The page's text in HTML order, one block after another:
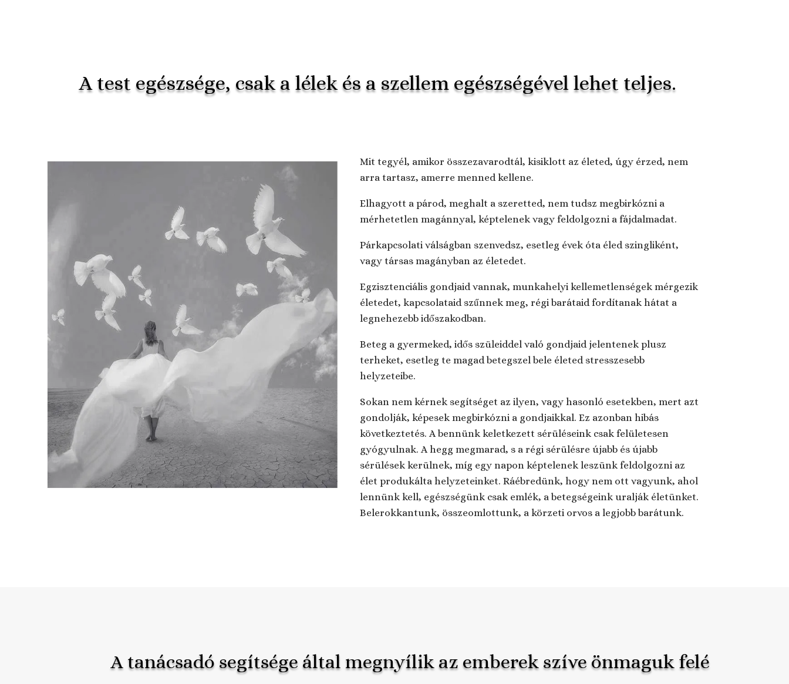
A test egészsége, csak a lélek és a szellem egészségével lehet teljes.
Mit tegyél, amikor összezavarodtál, kisiklott az életed, úgy érzed, nem
arra tartasz, amerre menned kellene.
Elhagyott a párod, meghalt a szeretted, nem tudsz megbirkózni a
mérhetetlen magánnyal, képtelenek vagy feldolgozni a fájdalmadat.
Párkapcsolati válságban szenvedsz, esetleg évek óta éled szingliként,
vagy társas magányban az életedet.
Egzisztenciális gondjaid vannak, munkahelyi kellemetlenségek mérgezik
életedet, kapcsolataid szűnnek meg, régi barátaid fordítanak hátat a
legnehezebb időszakodban.
Beteg a gyermeked, idős szüleiddel való gondjaid jelentenek plusz
terheket, esetleg te magad betegszel bele életed stresszesebb
helyzeteibe.
Sokan nem kérnek segítséget az ilyen, vagy hasonló esetekben, mert azt
gondolják, képesek megbirkózni a gondjaikkal. Ez azonban hibás
következtetés. A bennünk keletkezett sérüléseink csak felületesen
gyógyulnak. A hegg megmarad, s a régi sérülésre újabb és újabb
sérülések kerülnek, míg egy napon képtelenek leszünk feldolgozni az
élet produkálta helyzeteinket. Ráébredünk, hogy nem ott vagyunk, ahol
lennünk kell, egészségünk csak emlék, a betegségeink uralják életünket.
Belerokkantunk, összeomlottunk, a körzeti orvos a legjobb barátunk.
A tanácsadó segítsége által megnyílik az emberek szíve önmaguk felé